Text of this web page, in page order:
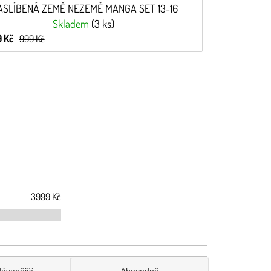
ZEMĚ NEZEMĚ MANGA SET 13-16
Skladem (3 ks)
999 Kč
Kč
3999 Kč